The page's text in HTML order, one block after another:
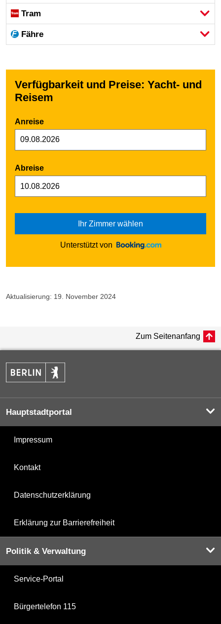
Tram
Fähre
Verfügbarkeit und Preise: Yacht- und
Reisem
Anreise
Abreise
Ihr Zimmer wählen
Unterstützt von
Aktualisierung: 19. November 2024
Zum Seitenanfang
Hauptstadtportal
Impressum
Kontakt
Datenschutzerklärung
Erklärung zur Barrierefreiheit
Politik & Verwaltung
Service-Portal
Bürgertelefon 115